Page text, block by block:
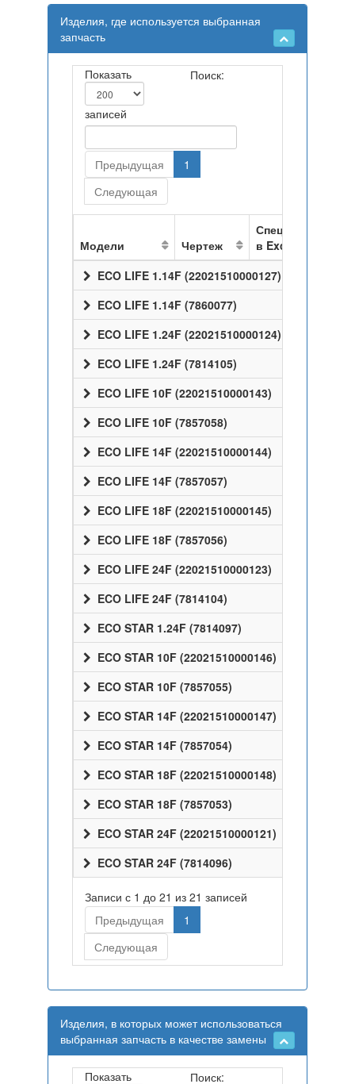
Изделия, где используется выбранная
запчасть
Показать
записей
Поиск:
Предыдущая
1
Следующая
Модели Чертеж
Спецификация
в Excel
ECO LIFE 1.14F (22021510000127)
ECO LIFE 1.14F (7860077)
ECO LIFE 1.24F (22021510000124)
ECO LIFE 1.24F (7814105)
ECO LIFE 10F (22021510000143)
ECO LIFE 10F (7857058)
ECO LIFE 14F (22021510000144)
ECO LIFE 14F (7857057)
ECO LIFE 18F (22021510000145)
ECO LIFE 18F (7857056)
ECO LIFE 24F (22021510000123)
ECO LIFE 24F (7814104)
ECO STAR 1.24F (7814097)
ECO STAR 10F (22021510000146)
ECO STAR 10F (7857055)
ECO STAR 14F (22021510000147)
ECO STAR 14F (7857054)
ECO STAR 18F (22021510000148)
ECO STAR 18F (7857053)
ECO STAR 24F (22021510000121)
ECO STAR 24F (7814096)
Записи с 1 до 21 из 21 записей
Предыдущая
1
Следующая
Изделия, в которых может использоваться
выбранная запчасть в качестве замены
Показать Поиск: